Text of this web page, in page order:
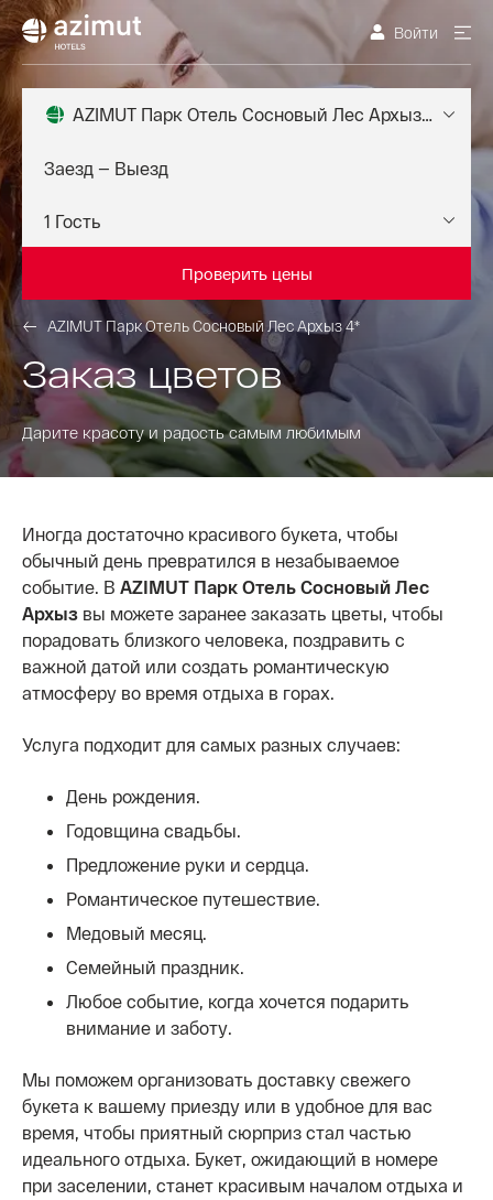
Войти
AZIMUT Парк Отель Сосновый Лес Архыз 4*
Проверить цены
AZIMUT Парк Отель Сосновый Лес Архыз 4*
Заказ цветов
Дарите красоту и радость самым любимым
Иногда достаточно красивого букета, чтобы
обычный день превратился в незабываемое
событие. В AZIMUT Парк Отель Сосновый Лес
Архыз вы можете заранее заказать цветы, чтобы
порадовать близкого человека, поздравить с
важной датой или создать романтическую
атмосферу во время отдыха в горах.
Услуга подходит для самых разных случаев:
День рождения.
Годовщина свадьбы.
Предложение руки и сердца.
Романтическое путешествие.
Медовый месяц.
Семейный праздник.
Любое событие, когда хочется подарить
внимание и заботу.
Мы поможем организовать доставку свежего
букета к вашему приезду или в удобное для вас
время, чтобы приятный сюрприз стал частью
идеального отдыха. Букет, ожидающий в номере
при заселении, станет красивым началом отдыха и